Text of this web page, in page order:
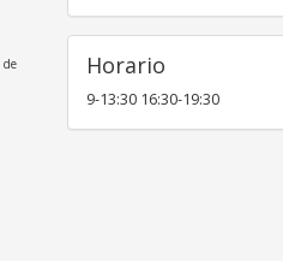
Horario
9-13:30 16:30-19:30